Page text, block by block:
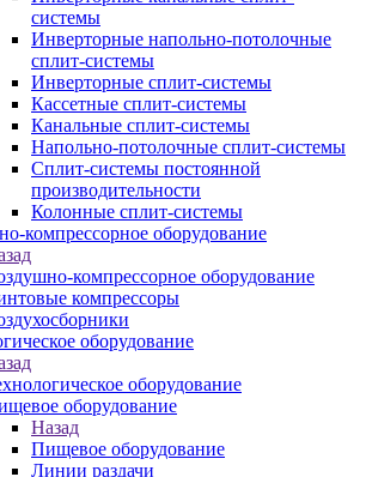
системы
Инверторные напольно-потолочные
сплит-системы
Инверторные сплит-системы
Кассетные сплит-системы
Канальные сплит-системы
Напольно-потолочные сплит-системы
Сплит-системы постоянной
производительности
Колонные сплит-системы
компрессорное оборудование
компрессорное оборудование
компрессоры
оборудование
оборудование
оборудование
Назад
Пищевое оборудование
Линии раздачи